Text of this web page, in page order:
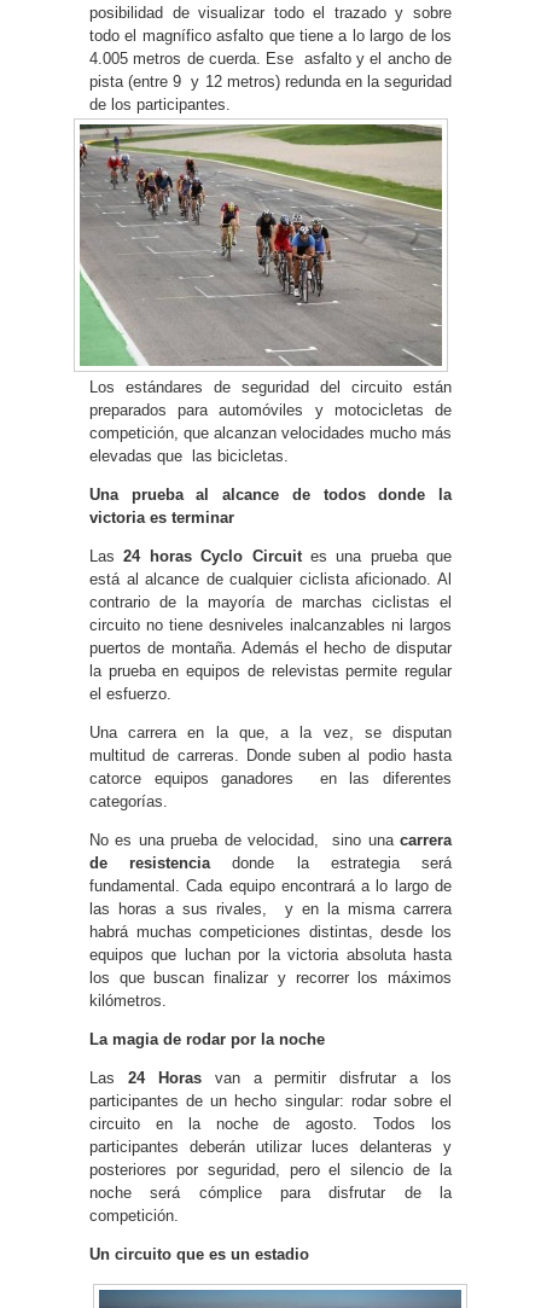
posibilidad de visualizar todo el trazado y sobre
todo el magnífico asfalto que tiene a lo largo de los
4.005 metros de cuerda. Ese asfalto y el ancho de
pista (entre 9 y 12 metros) redunda en la seguridad
de los participantes.
Los estándares de seguridad del circuito están
preparados para automóviles y motocicletas de
competición, que alcanzan velocidades mucho más
elevadas que las bicicletas.
Una prueba al alcance de todos donde la
victoria es terminar
Las24 horas Cyclo Circuites una prueba que
está al alcance de cualquier ciclista aficionado. Al
contrario de la mayoría de marchas ciclistas el
circuito no tiene desniveles inalcanzables ni largos
puertos de montaña. Además el hecho de disputar
la prueba en equipos de relevistas permite regular
el esfuerzo.
Una carrera en la que, a la vez, se disputan
multitud de carreras. Donde suben al podio hasta
catorce equipos ganadores en las diferentes
categorías.
No es una prueba de velocidad, sino una carrera
de resistenciadonde la estrategia será
fundamental. Cada equipo encontrará a lo largo de
las horas a sus rivales, y en la misma carrera
habrá muchas competiciones distintas, desde los
equipos que luchan por la victoria absoluta hasta
los que buscan finalizar y recorrer los máximos
kilómetros.
La magia de rodar por la noche
Las 24 Horasvan a permitir disfrutar a los
participantes de un hecho singular: rodar sobre el
circuito en la noche de agosto. Todos los
participantes deberán utilizar luces delanteras y
posteriores por seguridad, pero el silencio de la
noche será cómplice para disfrutar de la
competición.
Un circuito que es un estadio